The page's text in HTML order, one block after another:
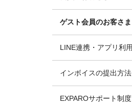
ゲスト会員のお客さま
LINE連携・アプリ利
インボイスの提出方法
EXPAROサポート制度